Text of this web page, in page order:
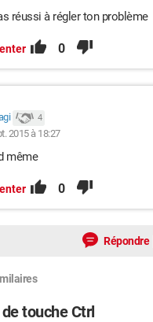
réussi à régler ton problème
0
4
2015 à 18:27
même
0
Répondre
touche Ctrl